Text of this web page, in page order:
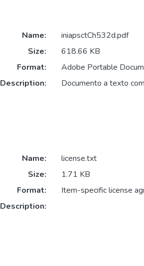
Name:
iniapsctCh532d.pdf
Size:
618.66 KB
Format:
Adobe Portable
Description:
Documento a texto
Name:
license.txt
Size:
1.71 KB
Format:
Item-specific license
Description: